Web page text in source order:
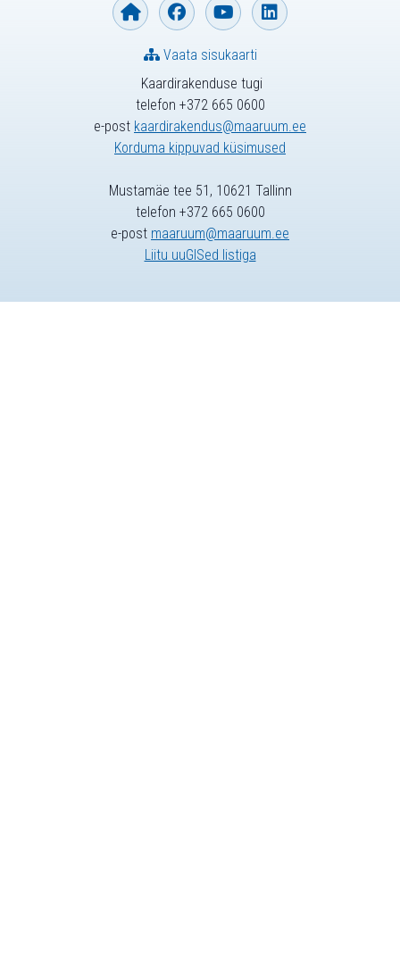
Kaardirakenduse tugi
telefon +372 665 0600
e-post kaardirakendus@maaruum.ee
Korduma kippuvad küsimused
Vaata sisukaarti
Mustamäe tee 51, 10621 Tallinn
telefon +372 665 0600
e-post maaruum@maaruum.ee
Liitu uuGISed listiga